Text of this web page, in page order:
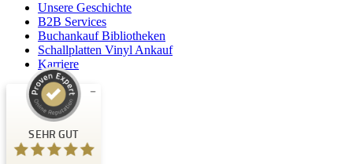
Unsere Geschichte
B2B Services
Buchankauf Bibliotheken
Schallplatten Vinyl Ankauf
Karriere
SEHR GUT
Kundenbewertungen und Erfahrungen zu